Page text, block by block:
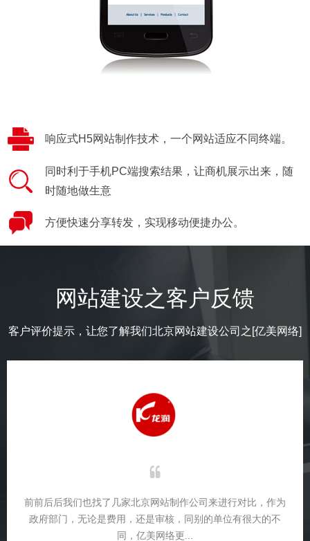
响应式H5网站制作技术，一个网站适应不同终端。
同时利于手机PC端搜索结果，让商机展示出来，随
时随地做生意
方便快速分享转发，实现移动便捷办公。
网站建设之客户反馈
客户评价提示，让您了解我们北京网站建设公司之[亿美网络]
前前后后我们也找了几家北京网站制作公司来进行对比，作为
政府部门，无论是费用，还是审核，同别的单位有很大的不
同，亿美网络更...